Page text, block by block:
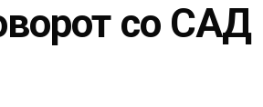
со САД